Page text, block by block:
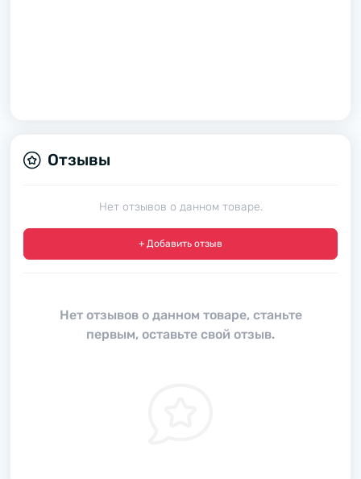
Отзывы
Нет отзывов о данном товаре.
+ Добавить отзыв
Нет отзывов о данном товаре, станьте
первым, оставьте свой отзыв.